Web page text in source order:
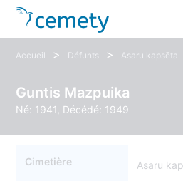
Accueil > Défunts > Asaru kapsēta
Guntis Mazpuika
Né: 1941, Décédé: 1949
Cimetière Asaru